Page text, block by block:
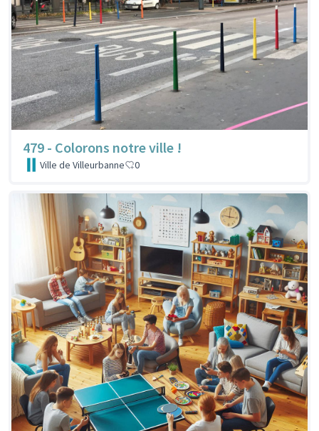
479 - Colorons notre ville !
Ville de Villeurbanne 0